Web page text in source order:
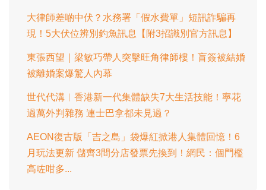
大律師差啲中伏？水務署「假水費單」短訊詐騙再
現！5大伏位辨別釣魚訊息【附3招識別官方訊息】
東張西望｜梁敏巧帶人突擊旺角律師樓！盲簽被結婚
被離婚案爆驚人內幕
世代代溝︱香港新一代集體缺失7大生活技能！寧花
過萬外判雜務 連士巴拿都未見過？
AEON復古版「吉之島」袋爆紅掀港人集體回憶！6
月玩法更新 儲齊3間分店發票先換到！網民：個門檻
高咗咁多...